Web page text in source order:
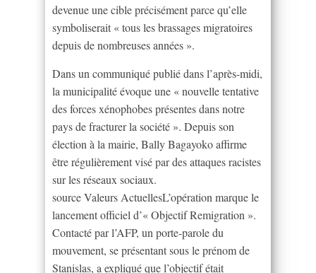
devenue une cible précisément parce qu’elle
symboliserait « tous les brassages migratoires
depuis de nombreuses années ».
Dans un communiqué publié dans l’après-midi,
la municipalité évoque une « nouvelle tentative
des forces xénophobes présentes dans notre
pays de fracturer la société ». Depuis son
élection à la mairie, Bally Bagayoko affirme
être régulièrement visé par des attaques racistes
sur les réseaux sociaux.
source Valeurs ActuellesL’opération marque le
lancement officiel d’« Objectif Remigration ».
Contacté par l’AFP, un porte-parole du
mouvement, se présentant sous le prénom de
Stanislas, a expliqué que l’objectif était